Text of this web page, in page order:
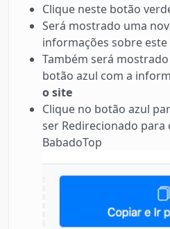
Clique neste botão
Será mostrado uma
informações sobre este
Também será
botão azul com a
o site
Clique no botão azul
ser Redirecionado para
BabadoTop